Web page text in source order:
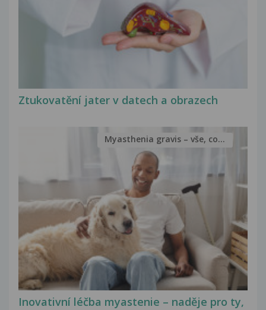
Ztukovatění jater v datech a obrazech
Inovativní léčba myastenie – naděje pro ty,
Myasthenia gravis – vše, co...